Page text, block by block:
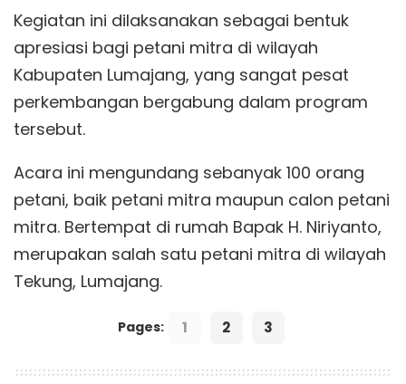
Kegiatan ini dilaksanakan sebagai bentuk
apresiasi bagi petani mitra di wilayah
Kabupaten Lumajang, yang sangat pesat
perkembangan bergabung dalam program
tersebut.
Acara ini mengundang sebanyak 100 orang
petani, baik petani mitra maupun calon petani
mitra. Bertempat di rumah Bapak H. Niriyanto,
merupakan salah satu petani mitra di wilayah
Tekung, Lumajang.
Pages: 1 2 3